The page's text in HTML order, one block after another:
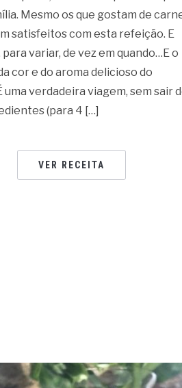
Mesmo os que gostam de
satisfeitos com esta refeição. E
para variar, de vez em quando…E o
cor e do aroma delicioso do
uma verdadeira viagem, sem sair
(para 4 […]
VER RECEITA